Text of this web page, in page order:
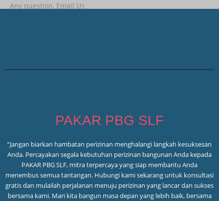
Any question, Email Us
PAKAR PBG SLF
“Jangan biarkan hambatan perizinan menghalangi langkah kesuksesan
Anda. Percayakan segala kebutuhan perizinan bangunan Anda kepada
PAKAR PBG SLF, mitra terpercaya yang siap membantu Anda
menembus semua tantangan. Hubungi kami sekarang untuk konsultasi
gratis dan mulailah perjalanan menuju perizinan yang lancar dan sukses
bersama kami. Mari kita bangun masa depan yang lebih baik, bersama